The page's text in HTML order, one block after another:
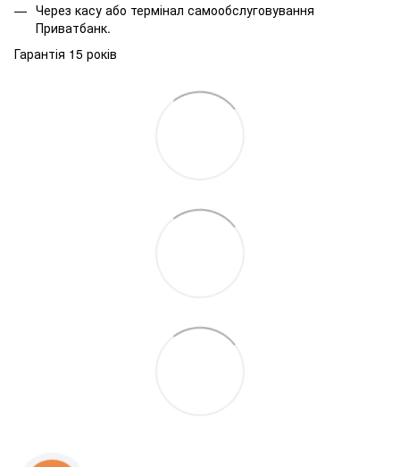
Через касу або термінал самообслуговування
Приватбанк.
Гарантія 15 років